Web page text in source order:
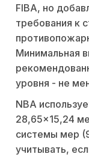
FIBA, но
требования к
Минимальная
уровня - не
NBA
28,65×15,24
системы мер
учитывать,